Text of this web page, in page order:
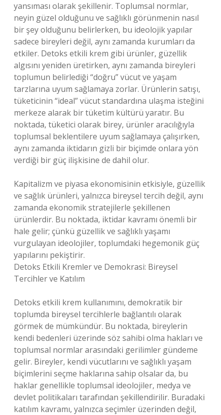
yansıması olarak şekillenir. Toplumsal normlar,
neyin güzel olduğunu ve sağlıklı görünmenin nasıl
bir şey olduğunu belirlerken, bu ideolojik yapılar
sadece bireyleri değil, aynı zamanda kurumları da
etkiler. Detoks etkili krem gibi ürünler, güzellik
algısını yeniden üretirken, aynı zamanda bireyleri
toplumun belirlediği “doğru” vücut ve yaşam
tarzlarına uyum sağlamaya zorlar. Ürünlerin satışı,
tüketicinin “ideal” vücut standardına ulaşma isteğini
merkeze alarak bir tüketim kültürü yaratır. Bu
noktada, tüketici olarak birey, ürünler aracılığıyla
toplumsal beklentilere uyum sağlamaya çalışırken,
aynı zamanda iktidarın gizli bir biçimde onlara yön
verdiği bir güç ilişkisine de dahil olur.
Kapitalizm ve piyasa ekonomisinin etkisiyle, güzellik
ve sağlık ürünleri, yalnızca bireysel tercih değil, aynı
zamanda ekonomik stratejilerle şekillenen
ürünlerdir. Bu noktada, iktidar kavramı önemli bir
hale gelir; çünkü güzellik ve sağlıklı yaşamı
vurgulayan ideolojiler, toplumdaki hegemonik güç
yapılarını pekiştirir.
Detoks Etkili Kremler ve Demokrasi: Bireysel
Tercihler ve Katılım
Detoks etkili krem kullanımını, demokratik bir
toplumda bireysel tercihlerle bağlantılı olarak
görmek de mümkündür. Bu noktada, bireylerin
kendi bedenleri üzerinde söz sahibi olma hakları ve
toplumsal normlar arasındaki gerilimler gündeme
gelir. Bireyler, kendi vücutlarını ve sağlıklı yaşam
biçimlerini seçme haklarına sahip olsalar da, bu
haklar genellikle toplumsal ideolojiler, medya ve
devlet politikaları tarafından şekillendirilir. Buradaki
katılım kavramı, yalnızca seçimler üzerinden değil,